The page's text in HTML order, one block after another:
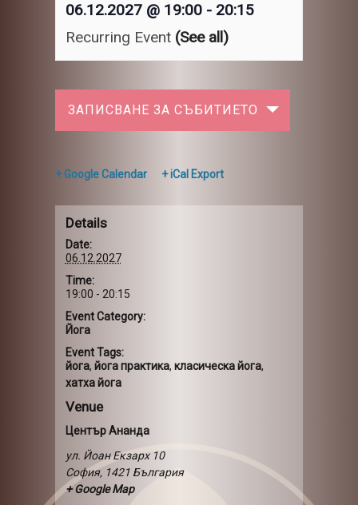
06.12.2027 @ 19:00 - 20:15
Recurring Event (See all)
ЗАПИСВАНЕ ЗА СЪБИТИЕТО
+ Google Calendar + iCal Export
Details
Date:
06.12.2027
Time:
19:00 - 20:15
Event Category:
Йога
Event Tags:
йога, йога практика, класическа йога,
хатха йога
Venue
Център Ананда
ул. Йоан Екзарх 10
София, 1421 България
+ Google Map